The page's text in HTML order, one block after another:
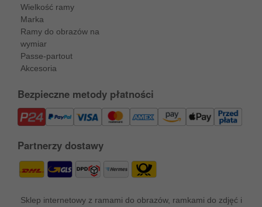
Wielkość ramy
Marka
Ramy do obrazów na
wymiar
Passe-partout
Akcesoria
Bezpieczne metody płatności
Partnerzy dostawy
Sklep internetowy z ramami do obrazów, ramkami do zdjęć i